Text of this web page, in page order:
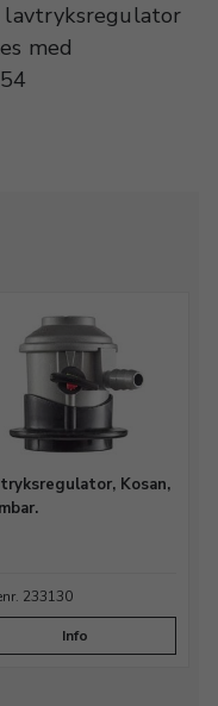
lavtryksregulator
med
Kosan,
233130
Info